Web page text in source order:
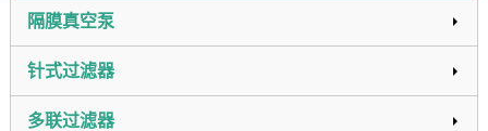
隔膜真空泵
针式过滤器
多联过滤器